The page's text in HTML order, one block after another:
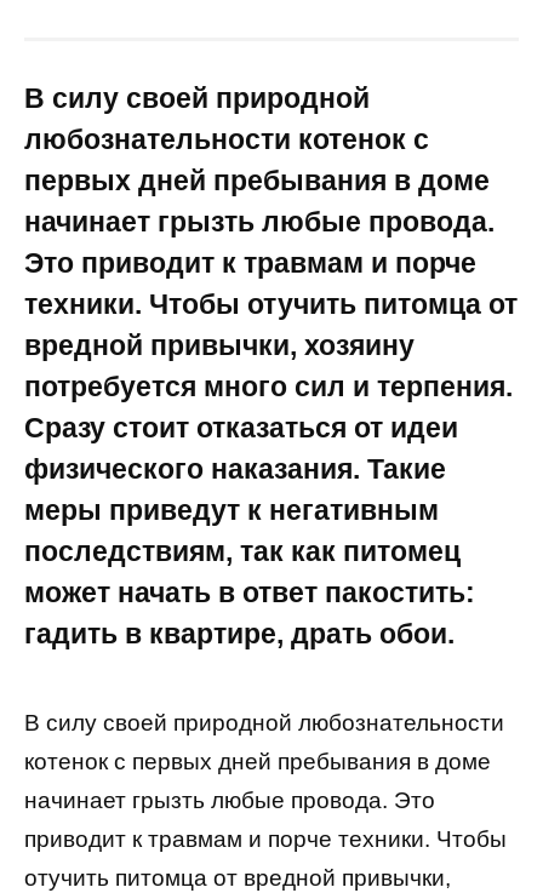
В силу своей природной
любознательности котенок с
первых дней пребывания в доме
начинает грызть любые провода.
Это приводит к травмам и порче
техники. Чтобы отучить питомца от
вредной привычки, хозяину
потребуется много сил и терпения.
Сразу стоит отказаться от идеи
физического наказания. Такие
меры приведут к негативным
последствиям, так как питомец
может начать в ответ пакостить:
гадить в квартире, драть обои.
В силу своей природной любознательности
котенок с первых дней пребывания в доме
начинает грызть любые провода. Это
приводит к травмам и порче техники. Чтобы
отучить питомца от вредной привычки,